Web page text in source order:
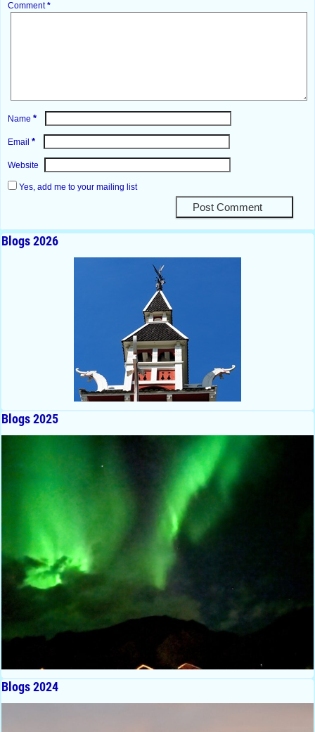
Comment*
Name *
Email *
Website
Yes, add me to your mailing list
Blogs 2026
Blogs 2025
Blogs 2024